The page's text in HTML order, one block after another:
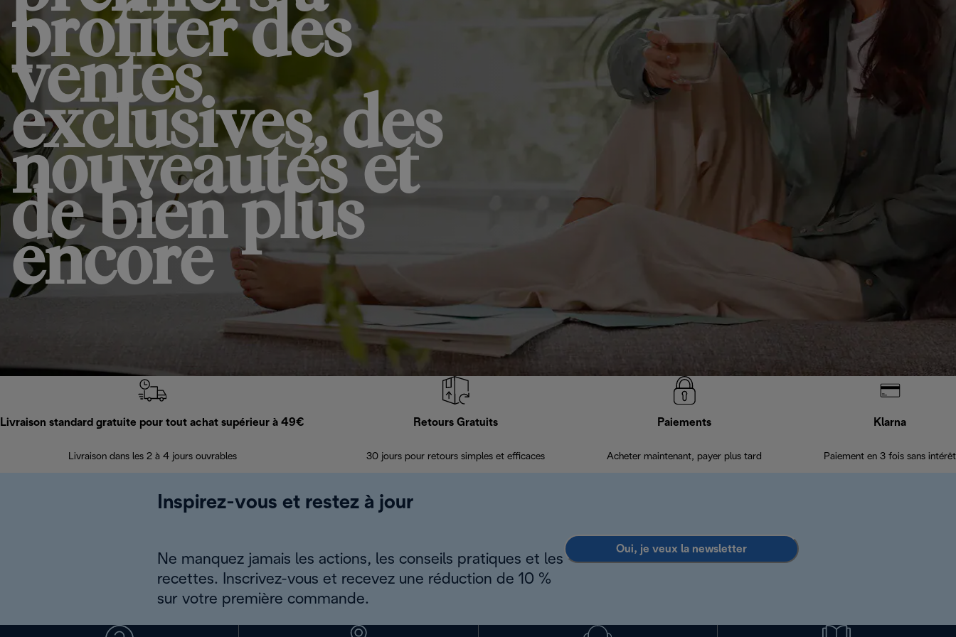
profiter des
ventes
exclusives, des
nouveautés et
de bien plus
encore
Livraison standard gratuite pour tout achat supérieur à 49€
Livraison dans les 2 à 4 jours ouvrables
Retours Gratuits
30 jours pour retours simples et efficaces
Paiements
Acheter maintenant, payer plus tard
Klarna
Paiement en 3 fois sans intérêt
Inspirez-vous et restez à jour
Ne manquez jamais les actions, les conseils pratiques et les
recettes. Inscrivez-vous et recevez une réduction de 10 %
sur votre première commande.
Oui, je veux la newsletter